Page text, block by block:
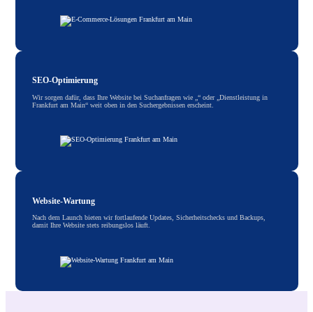
SEO-Optimierung
Wir sorgen dafür, dass Ihre Website bei Suchanfragen wie „“ oder „Dienstleistung in
Frankfurt am Main“ weit oben in den Suchergebnissen erscheint.
Website-Wartung
Nach dem Launch bieten wir fortlaufende Updates, Sicherheitschecks und Backups,
damit Ihre Website stets reibungslos läuft.